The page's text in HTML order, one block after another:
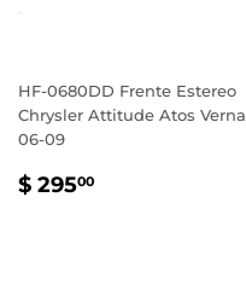
HF-0680DD Frente Estereo
Chrysler Attitude Atos Verna
06-09
PRECIO
$ 29500